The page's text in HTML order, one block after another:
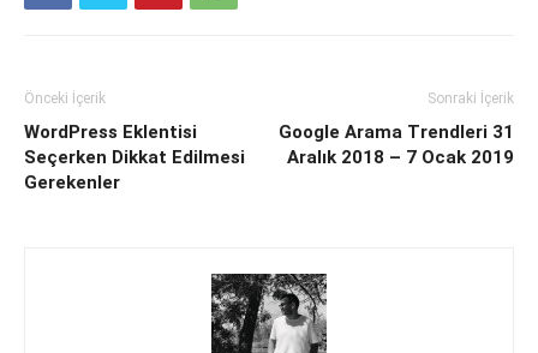
Önceki İçerik
WordPress Eklentisi
Seçerken Dikkat Edilmesi
Gerekenler
Sonraki İçerik
Google Arama Trendleri 31
Aralık 2018 – 7 Ocak 2019